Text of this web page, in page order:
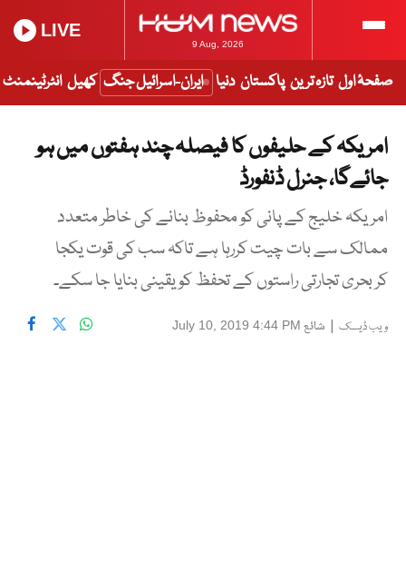
9 Aug, 2026
LIVE
صفحۂ اول تازہ ترین پاکستان دنیا ایران-اسرائیل جنگ کھیل انٹرٹینمنٹ
امریکہ کے حلیفوں کا فیصلہ چند ہفتوں میں ہو
جائےگا، جنرل ڈنفورڈ
امریکہ خلیج کے پانی کو محفوظ بنانے کی خاطر متعدد
ممالک سے بات چیت کررہا ہے تاکہ سب کی قوت یکجا
کر بحری تجارتی راستوں کے تحفظ کو یقینی بنایا جا سکے۔
ویب ڈیسک | شائع July 10, 2019 4:44 PM